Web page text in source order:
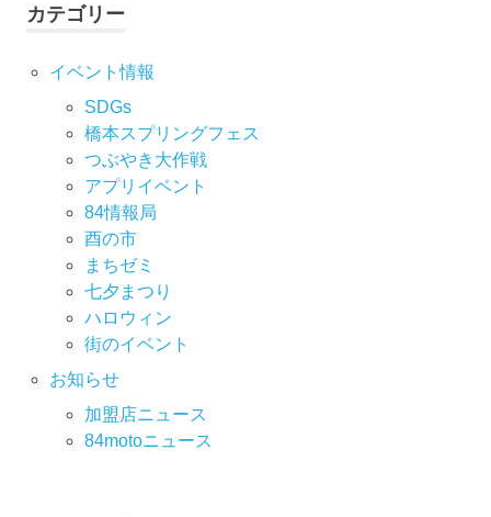
カテゴリー
イベント情報
SDGs
橋本スプリングフェス
つぶやき大作戦
アプリイベント
84情報局
酉の市
まちゼミ
七⼣まつり
ハロウィン
街のイベント
お知らせ
加盟店ニュース
84motoニュース